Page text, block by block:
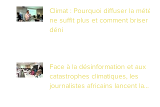
Climat : Pourquoi diffuser la météo
ne suffit plus et comment briser le
déni
Face à la désinformation et aux
catastrophes climatiques, les
journalistes africains lancent la